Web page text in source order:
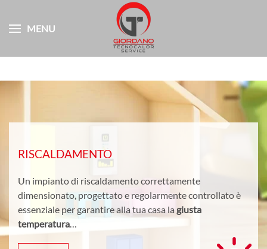
Skip to main content
MENU
RISCALDAMENTO
Un impianto di riscaldamento correttamente
dimensionato, progettato e regolarmente controllato è
essenziale per garantire alla tua casa la giusta
temperatura…